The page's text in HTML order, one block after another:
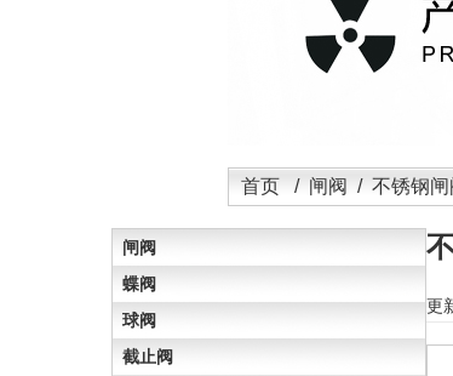
首页 / 闸阀 / 不锈钢闸
闸阀
蝶阀
球阀
截止阀
更